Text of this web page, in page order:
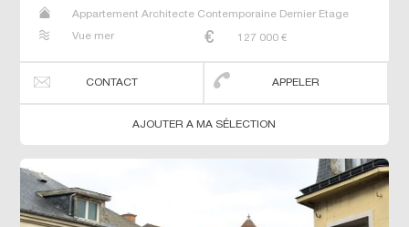
Appartement Architecte Contemporaine Dernier Etage
Vue mer
127 000 €
CONTACT APPELER
AJOUTER A MA SÉLECTION